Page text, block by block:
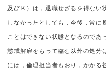
及びＫ）は，退職せざるを得ない
しなかったとしても，今後，常に
ことはできない状態となるのであ
懲戒解雇をもって臨む以外の処分
には，倫理担当者もおり，かかる